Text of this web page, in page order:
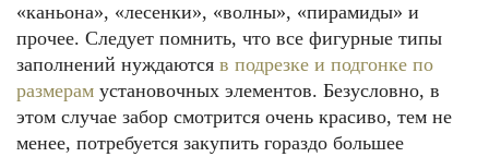
«каньона», «лесенки», «волны», «пирамиды» и
прочее. Следует помнить, что все фигурные типы
заполнений нуждаются в подрезке и подгонке по
размерам установочных элементов. Безусловно, в
этом случае забор смотрится очень красиво, тем не
менее, потребуется закупить гораздо большее